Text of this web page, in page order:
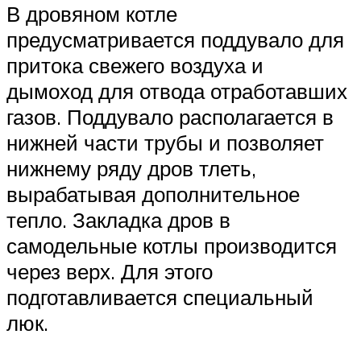
В дровяном котле
предусматривается поддувало для
притока свежего воздуха и
дымоход для отвода отработавших
газов. Поддувало располагается в
нижней части трубы и позволяет
нижнему ряду дров тлеть,
вырабатывая дополнительное
тепло. Закладка дров в
самодельные котлы производится
через верх. Для этого
подготавливается специальный
люк.